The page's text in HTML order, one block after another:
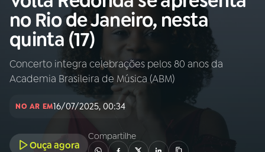
Rádio
MEC
Buscar
Início AO VIVO
01 INÍCIO
no Rio de Janeiro, nesta
quinta (17)
Concerto integra celebrações pelos 80 anos da
Academia Brasileira de Música (ABM)
NO AR EM16/07/2025, 00:34
Ouça agora
Compartilhe